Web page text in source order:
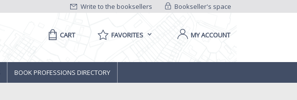
Bookseller's space
Write to the booksellers
CART FAVORITES MY ACCOUNT
BOOK PROFESSIONS DIRECTORY